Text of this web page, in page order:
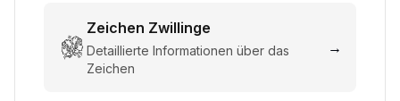
Zeichen Zwillinge
Detaillierte Informationen über das
Zeichen
→